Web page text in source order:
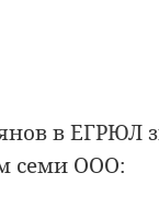
в ЕГРЮЛ
семи ООО: